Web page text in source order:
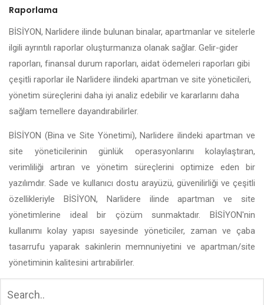
Raporlama
BİSİYON, Narlidere ilinde bulunan binalar, apartmanlar ve sitelerle
ilgili ayrıntılı raporlar oluşturmanıza olanak sağlar. Gelir-gider
raporları, finansal durum raporları, aidat ödemeleri raporları gibi
çeşitli raporlar ile Narlidere ilindeki apartman ve site yöneticileri,
yönetim süreçlerini daha iyi analiz edebilir ve kararlarını daha
sağlam temellere dayandırabilirler.
BİSİYON (Bina ve Site Yönetimi), Narlidere ilindeki apartman ve
site yöneticilerinin günlük operasyonlarını kolaylaştıran,
verimliliği artıran ve yönetim süreçlerini optimize eden bir
yazılımdır. Sade ve kullanıcı dostu arayüzü, güvenilirliği ve çeşitli
özellikleriyle BİSİYON, Narlidere ilinde apartman ve site
yönetimlerine ideal bir çözüm sunmaktadır. BİSİYON'nin
kullanımı kolay yapısı sayesinde yöneticiler, zaman ve çaba
tasarrufu yaparak sakinlerin memnuniyetini ve apartman/site
yönetiminin kalitesini artırabilirler.